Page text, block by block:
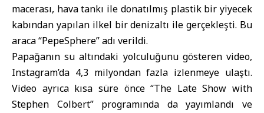
macerası, hava tankı ile donatılmış plastik bir yiyecek
kabından yapılan ilkel bir denizaltı ile gerçekleşti. Bu
araca “PepeSphere” adı verildi.
Papağanın su altındaki yolculuğunu gösteren video,
Instagram’da 4,3 milyondan fazla izlenmeye ulaştı.
Video ayrıca kısa süre önce “The Late Show with
Stephen Colbert” programında da yayımlandı ve